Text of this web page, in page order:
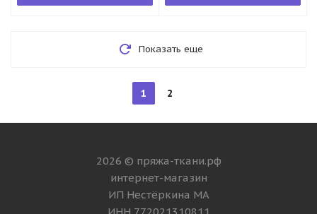
Показать еще
1 2
2026 © пряжа-ткани.рф
интернет-магазин
ИП Нестёркина МА